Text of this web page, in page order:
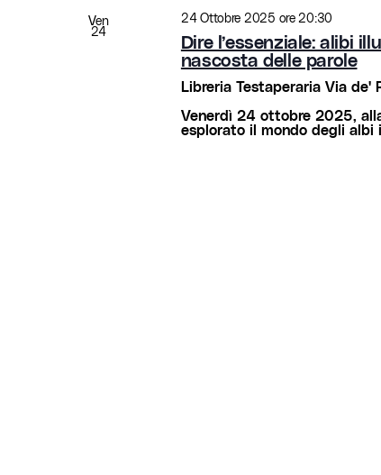
Ven
24
Dire l’essenziale: alibi
nascosta delle parole
24 Ottobre 2025 ore 20:30
Libreria Testaperaria Via de'
Venerdì 24 ottobre 2025,
esplorato il mondo degli albi